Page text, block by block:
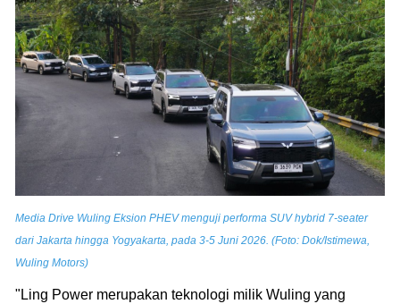
Media Drive Wuling Eksion PHEV menguji performa SUV hybrid 7-seater
dari Jakarta hingga Yogyakarta, pada 3-5 Juni 2026. (Foto: Dok/Istimewa,
Wuling Motors)
"Ling Power merupakan teknologi milik Wuling yang